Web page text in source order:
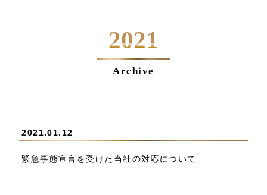
2021
Archive
2021.01.12
緊急事態宣言を受けた当社の対応について